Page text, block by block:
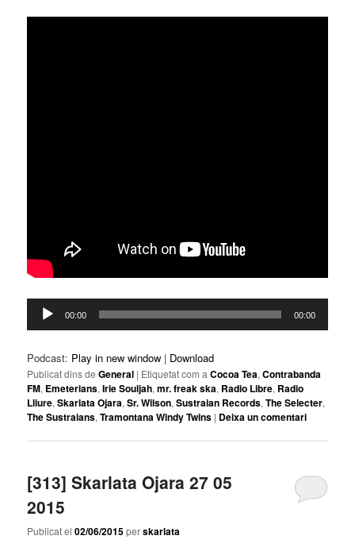
Reproductor
d'àudio
00:00 00:00
Podcast: Play in new window | Download
Publicat dins de General | Etiquetat com a Cocoa Tea,Contrabanda
FM, Emeterians,Irie Souljah,mr. freak ska, Radio Libre, Radio
Lliure,Skarlata Ojara,Sr. Wilson,Sustraian Records,The Selecter,
The Sustraians,Tramontana Windy Twins | Deixa un comentari
[313] Skarlata Ojara 27 05
2015
Publicat el02/06/2015perskarlata